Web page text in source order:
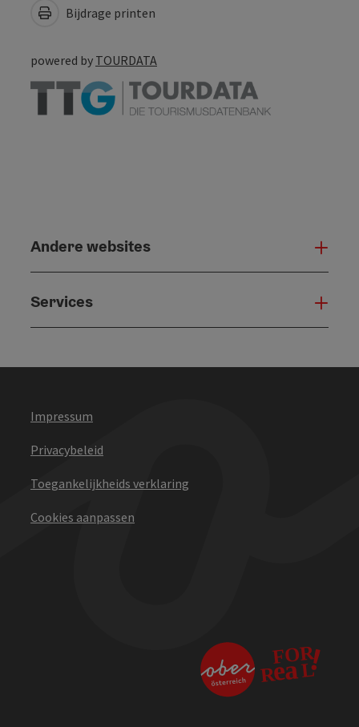
Bijdrage printen
powered by TOURDATA
Andere websites
Services
Impressum
Privacybeleid
Toegankelijkheids verklaring
Cookies aanpassen